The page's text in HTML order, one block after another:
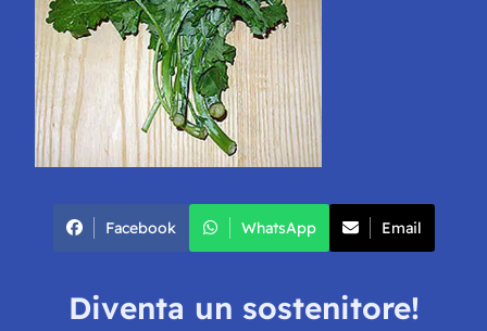
Facebook WhatsApp Email
Diventa un sostenitore!